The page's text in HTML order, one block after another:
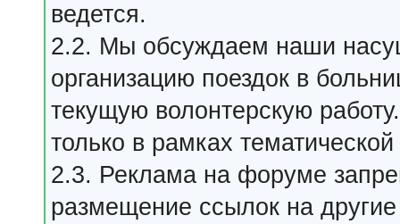
ведется.
2.2. Мы обсуждаем наши
организацию поездок в
текущую волонтерскую
только в рамках
2.3. Реклама на форуме
размещение ссылок на